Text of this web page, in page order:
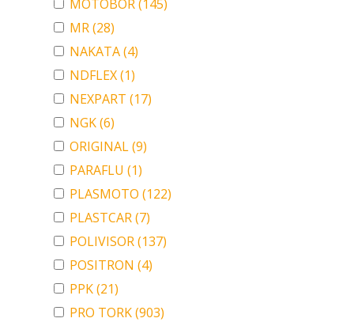
MOTOBOR(145)
MR(28)
NAKATA(4)
NDFLEX(1)
NEXPART (17)
NGK(6)
ORIGINAL(9)
PARAFLU (1)
PLASMOTO (122)
PLASTCAR(7)
POLIVISOR(137)
POSITRON (4)
PPK(21)
PRO TORK(903)